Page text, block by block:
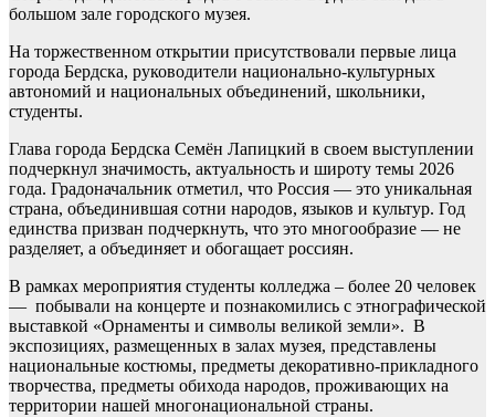
большом зале городского музея.
На торжественном открытии присутствовали первые лица
города Бердска, руководители национально-культурных
автономий и национальных объединений, школьники,
студенты.
Глава города Бердска Семён Лапицкий в своем выступлении
подчеркнул значимость, актуальность и широту темы 2026
года. Градоначальник отметил, что Россия — это уникальная
страна, объединившая сотни народов, языков и культур. Год
единства призван подчеркнуть, что это многообразие — не
разделяет, а объединяет и обогащает россиян.
В рамках мероприятия студенты колледжа – более 20 человек
— побывали на концерте и познакомились с этнографической
выставкой «Орнаменты и символы великой земли». В
экспозициях, размещенных в залах музея, представлены
национальные костюмы, предметы декоративно-прикладного
творчества, предметы обихода народов, проживающих на
территории нашей многонациональной страны.